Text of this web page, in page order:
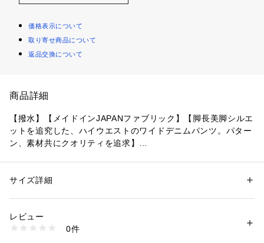
価格表示について
取り寄せ商品について
返品交換について
商品詳細
【撥水】【メイドインJAPANファブリック】【脚長美脚シルエ
ットを追究した、ハイウエストのワイドデニムパンツ。パター
ン、素材共にクオリティを追求】
ハイウエストタイプのデニムパンツ。
が穿いても脚長美脚シルエットに。
肌馴染みが良く、上質感を味わえるジャパンファブリックを使
性別：レディース
素材：表地:綿100%
商品番号：
09WFP254002 （ショップ）
サイズ詳細
レビュー
0件